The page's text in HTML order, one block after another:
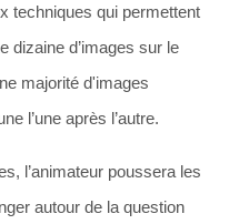
techniques qui permettent
dizaine d’images sur le
majorité d'images
l’une après l’autre.
l’animateur poussera les
autour de la question